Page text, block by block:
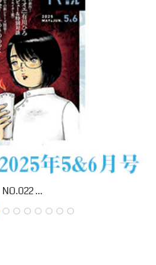
NO.022 ...